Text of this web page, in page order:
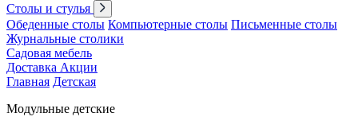
Столы и стулья
Обеденные столы Компьютерные столы Письменные столы
Журнальные столики
Садовая мебель
Доставка Акции
Главная Детская
Модульные детские